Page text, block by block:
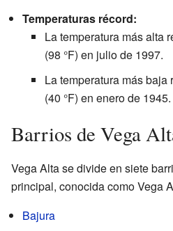
Temperaturas récord:
La temperatura más alta
(98 °F) en julio de 1997.
La temperatura más baja
(40 °F) en enero de 1945.
Barrios de Vega
Vega Alta se divide en siete
principal, conocida como Vega
Bajura